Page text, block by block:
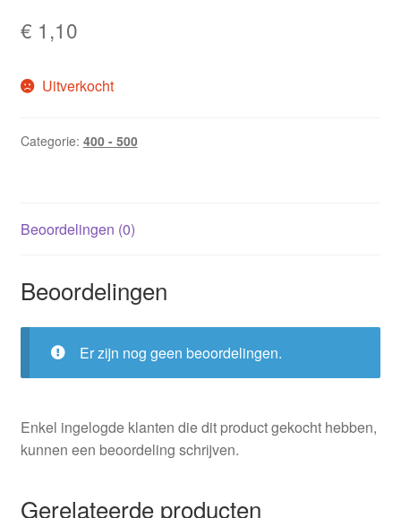
€ 1,10
Uitverkocht
Categorie: 400 - 500
Beoordelingen (0)
Beoordelingen
Er zijn nog geen beoordelingen.
Enkel ingelogde klanten die dit product gekocht hebben,
kunnen een beoordeling schrijven.
Gerelateerde producten